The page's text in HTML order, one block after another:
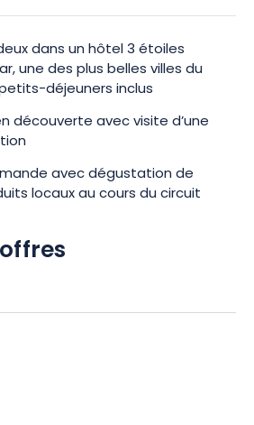
dans un hôtel 3 étoiles
une des plus belles villes du
déjeuners inclus
découverte avec visite d’une
avec dégustation de
locaux au cours du circuit